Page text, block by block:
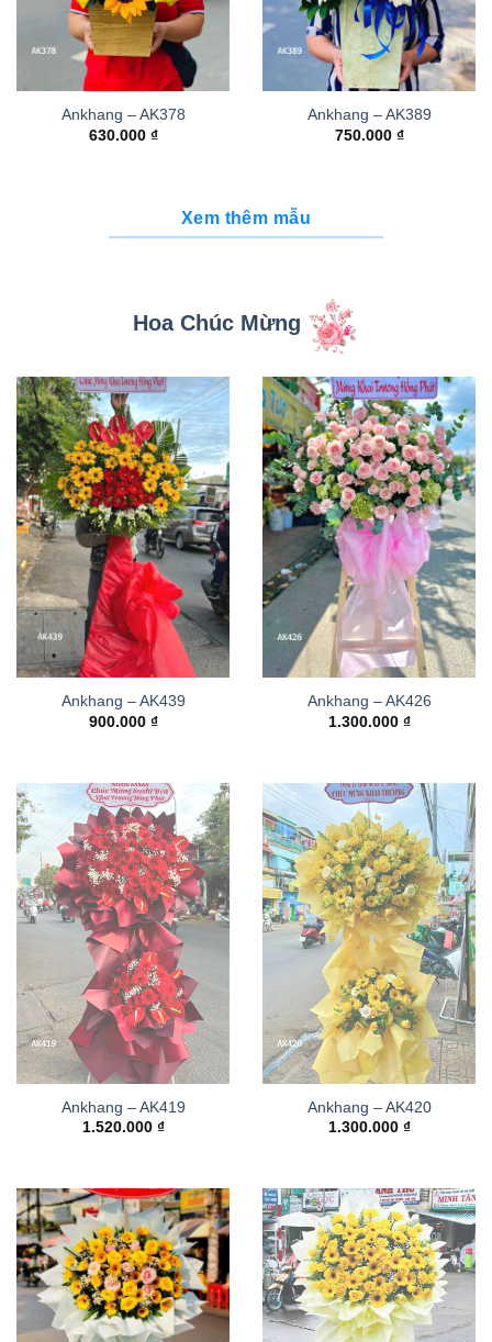
Ankhang – AK378
630.000 ₫
Ankhang – AK389
750.000 ₫
Xem thêm mẫu
Hoa Chúc Mừng
Ankhang – AK439
900.000 ₫
Ankhang – AK426
1.300.000 ₫
Ankhang – AK419
1.520.000 ₫
Ankhang – AK420
1.300.000 ₫